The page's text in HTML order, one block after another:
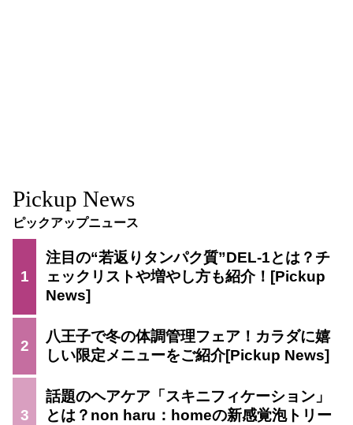
Pickup News
ピックアップニュース
1
注目の“若返りタンパク質”DEL-1とは？チ
ェックリストや増やし方も紹介！
2
八王子で冬の体調管理フェア！カラダに嬉
しい限定メニューをご紹介
3
話題のヘアケア「スキニフィケーション」
とは？non haru：homeの新感覚泡トリー